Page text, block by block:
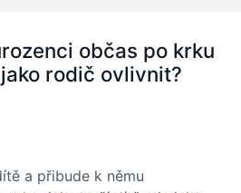
občas po krku
rodič ovlivnit?
a přibude k němu